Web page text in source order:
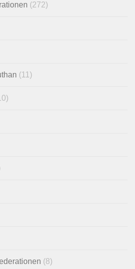
(272)
(11)
(8)